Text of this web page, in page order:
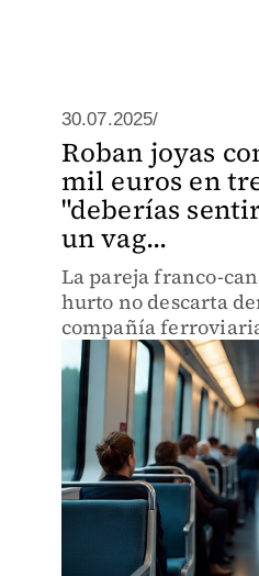
30.07.2025/
Roban joyas
mil euros en
"deberías
un vag...
La pareja franco-
hurto no descarta
compañía